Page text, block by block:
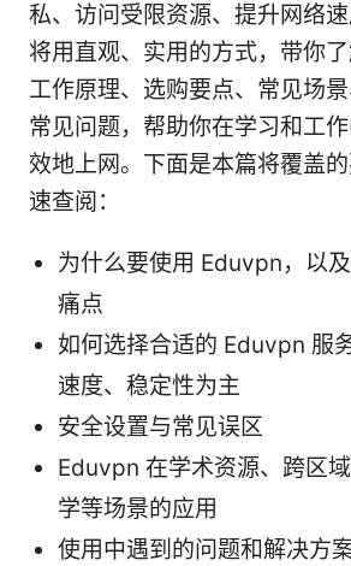
私、访问受限资源、提升网络
将用直观、实用的方式，带你
工作原理、选购要点、常见场
常见问题，帮助你在学习和工
效地上网。下面是本篇将覆盖
速查阅：
为什么要使用 Eduvpn，以
痛点
如何选择合适的 Eduvpn 服
速度、稳定性为主
安全设置与常见误区
Eduvpn 在学术资源、跨区
学等场景的应用
使用中遇到的问题和解决方